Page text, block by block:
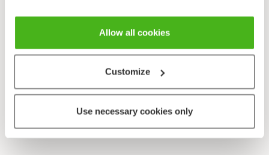
Allow all cookies
Customize
Use necessary cookies only
Päivisin pikkutuulenkalat piileksivät pohjassa
hiekkaan kaivautuneena ja lähtevät parvina ravinnon
hakuun hämärissä. Pilvisellä säällä ne voivat liikkua
Lähetä palautetta!